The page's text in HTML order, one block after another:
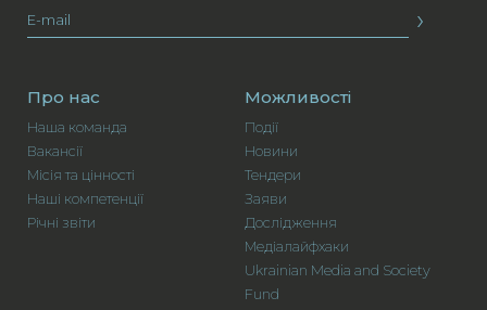
›
Про нас
Наша команда
Вакансії
Місія та цінності
Наші компетенції
Річні звіти
Можливості
Події
Новини
Тендери
Заяви
Дослідження
Медіалайфхаки
Ukrainian Media and Society
Fund